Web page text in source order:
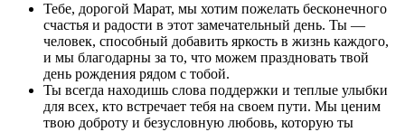
Тебе, дорогой Марат, мы хотим пожелать бесконечного
счастья и радости в этот замечательный день. Ты —
человек, способный добавить яркость в жизнь каждого,
и мы благодарны за то, что можем праздновать твой
день рождения рядом с тобой.
Ты всегда находишь слова поддержки и теплые улыбки
для всех, кто встречает тебя на своем пути. Мы ценим
твою доброту и безусловную любовь, которую ты